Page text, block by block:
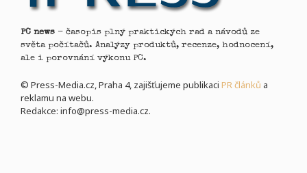
PC news - časopis plný praktických rad a návodů ze
světa počítačů. Analýzy produktů, recenze, hodnocení,
ale i porovnání výkonu PC.
© Press-Media.cz, Praha 4, zajišťujeme publikaci PR článků a
reklamu na webu.
Redakce: info@press-media.cz.